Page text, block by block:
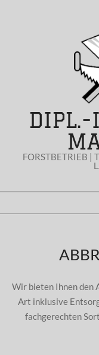
DIPL.-
FORSTBETRIEB |
Navigation
Wir bieten Ihnen den
Art inklusive
fachgerechten